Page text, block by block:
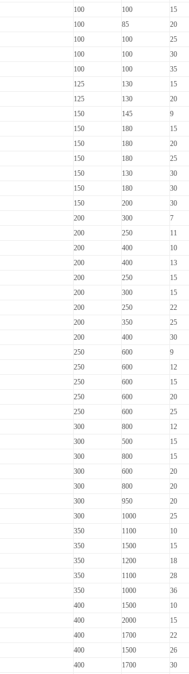
100 100 15
100 85 20
100 100 25
100 100 30
100 100 35
125 130 15
125 130 20
150 145 9
150 180 15
150 180 20
150 180 25
150 130 30
150 180 30
150 200 30
200 300 7
200 250 11
200 400 10
200 400 13
200 250 15
200 300 15
200 250 22
200 350 25
200 400 30
250 600 9
250 600 12
250 600 15
250 600 20
250 600 25
300 800 12
300 500 15
300 800 15
300 600 20
300 800 20
300 950 20
300 1000 25
350 1100 10
350 1500 15
350 1200 18
350 1100 28
350 1000 36
400 1500 10
400 2000 15
400 1700 22
400 1500 26
400 1700 30